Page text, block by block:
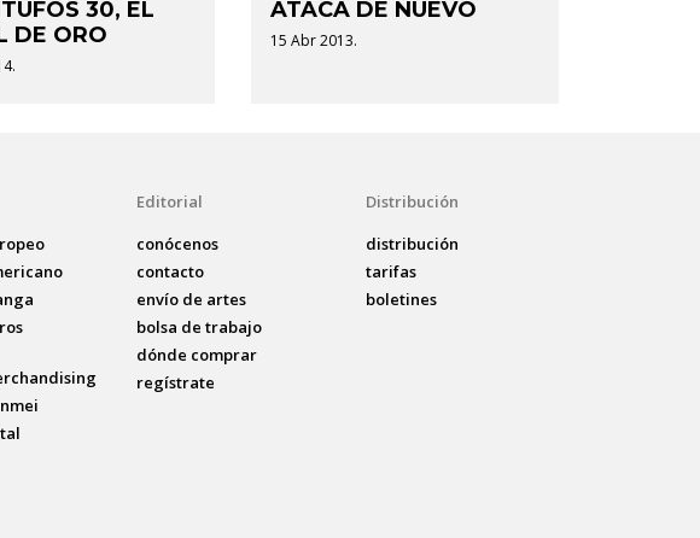
30, EL
DE ORO
ATACA DE NUEVO
15 Abr 2013.
Editorial
conócenos
contacto
envío de artes
bolsa de trabajo
dónde comprar
regístrate
Distribución
distribución
tarifas
boletines